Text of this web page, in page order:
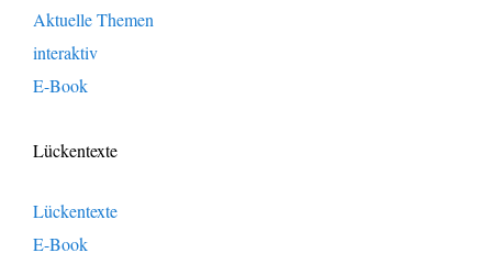
Aktuelle Themen
interaktiv
E-Book
Lückentexte
Lückentexte
E-Book